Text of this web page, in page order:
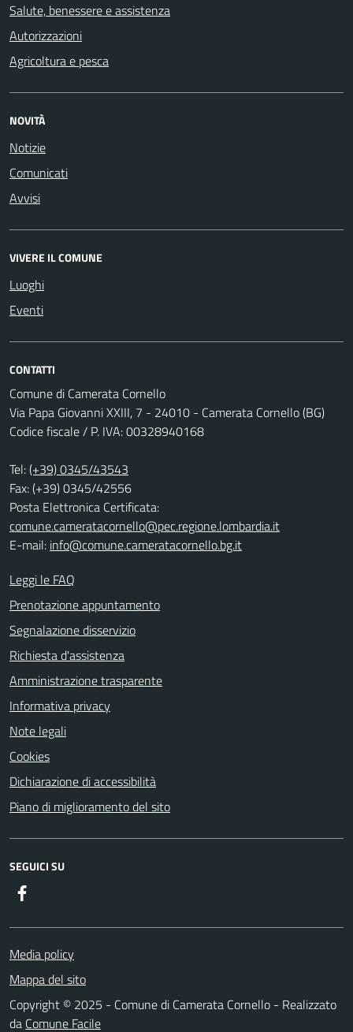
Salute, benessere e assistenza
Autorizzazioni
Agricoltura e pesca
NOVITÀ
Notizie
Comunicati
Avvisi
VIVERE IL COMUNE
Luoghi
Eventi
CONTATTI
Comune di Camerata Cornello
Via Papa Giovanni XXIII, 7 - 24010 - Camerata Cornello (BG)
Codice fiscale / P. IVA: 00328940168
Tel:(+39) 0345/43543
Fax: (+39) 0345/42556
Posta Elettronica Certificata:
comune.cameratacornello@pec.regione.lombardia.it
E-mail: info@comune.cameratacornello.bg.it
Leggi le FAQ
Prenotazione appuntamento
Segnalazione disservizio
Richiesta d'assistenza
Amministrazione trasparente
Informativa privacy
Note legali
Cookies
Dichiarazione di accessibilità
Piano di miglioramento del sito
SEGUICI SU
Media policy
Mappa del sito
Copyright © 2025 - Comune di Camerata Cornello - Realizzato
da Comune Facile